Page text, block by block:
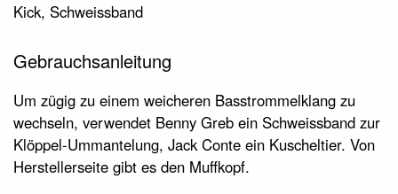
Kick, Schweissband
Gebrauchsanleitung
Um zügig zu einem weicheren Basstrommelklang zu
wechseln, verwendet Benny Greb ein Schweissband zur
Klöppel-Ummantelung, Jack Conte ein Kuscheltier. Von
Herstellerseite gibt es den Muffkopf.